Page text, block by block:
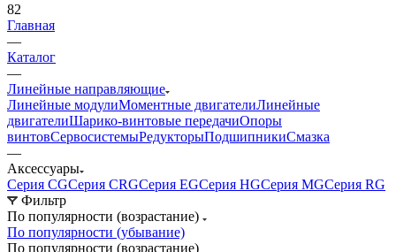
82
Главная
—
Каталог
—
Линейные направляющие
Линейные модулиМоментные двигателиЛинейные
двигателиШарико-винтовые передачиОпоры
винтовСервосистемыРедукторыПодшипникиСмазка
—
Аксессуары
Серия CGСерия CRGСерия EGСерия HGСерия MGСерия RG
Фильтр
По популярности (возрастание)
По популярности (убывание)
По популярности (возрастание)